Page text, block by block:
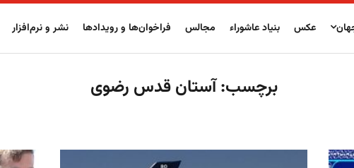
عکس بنیاد عاشوراء مجالس فراخوان‌‏‏‏ها و رویدادها نشر و نرم‌افزار
برچسب:آستان قدس رضوی